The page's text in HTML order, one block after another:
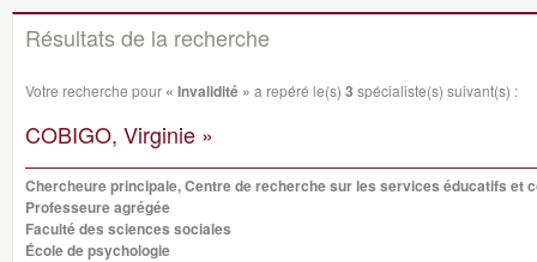
Résultats de la recherche
Votre recherche pour « Invalidité » a repéré le(s) 3 spécialiste(s) suivant(s) :
COBIGO, Virginie »
Chercheure principale, Centre de recherche sur les services éducatifs et
Professeure agrégée
Faculté des sciences sociales
École de psychologie